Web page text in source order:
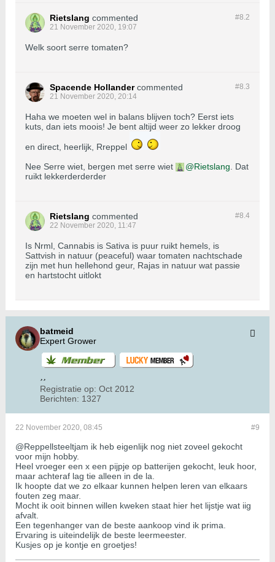
#8.2
Rietslang commented
21 November 2020, 19:07
Welk soort serre tomaten?
#8.3
Spacende Hollander commented
21 November 2020, 20:14
Haha we moeten wel in balans blijven toch? Eerst iets
kuts, dan iets moois! Je bent altijd weer zo lekker droog
en direct, heerlijk, Rreppel
Nee Serre wiet, bergen met serre wiet
Rietslang . Dat
ruikt lekkerderderder
#8.4
Rietslang commented
22 November 2020, 11:47
Is Nrml, Cannabis is Sativa is puur ruikt hemels, is
Sattvish in natuur (peaceful) waar tomaten nachtschade
zijn met hun hellehond geur, Rajas in natuur wat passie
en hartstocht uitlokt
batmeid
Expert Grower
Registratie op: Oct 2012
Berichten: 1327
#9
22 November 2020, 08:45
@Reppellsteeltjam ik heb eigenlijk nog niet zoveel gekocht
voor mijn hobby.
Heel vroeger een x een pijpje op batterijen gekocht, leuk hoor,
maar achteraf lag tie alleen in de la.
Ik hoopte dat we zo elkaar kunnen helpen leren van elkaars
fouten zeg maar.
Mocht ik ooit binnen willen kweken staat hier het lijstje wat iig
afvalt.
Een tegenhanger van de beste aankoop vind ik prima.
Ervaring is uiteindelijk de beste leermeester.
Kusjes op je kontje en groetjes!